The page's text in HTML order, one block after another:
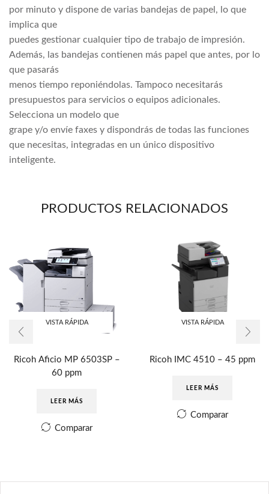
por minuto y dispone de varias bandejas de papel, lo que
implica que
puedes gestionar cualquier tipo de trabajo de impresión.
Además, las bandejas contienen más papel que antes, por lo
que pasarás
menos tiempo reponiéndolas. Tampoco necesitarás
presupuestos para servicios o equipos adicionales.
Selecciona un modelo que
grape y/o envíe faxes y dispondrás de todas las funciones
que necesitas, integradas en un único dispositivo
inteligente.
PRODUCTOS RELACIONADOS
VISTA RÁPIDA
Ricoh Aficio MP 6503SP –
60 ppm
LEER MÁS
Comparar
VISTA RÁPIDA
Ricoh IMC 4510 – 45 ppm
LEER MÁS
Comparar